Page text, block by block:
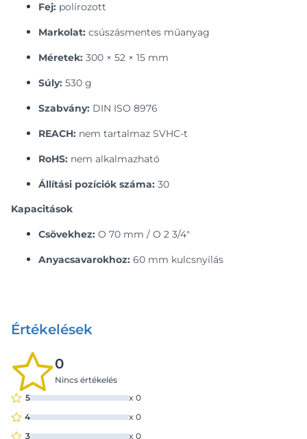
Fej: polírozott
Markolat: csúszásmentes műanyag
Méretek: 300 × 52 × 15 mm
Súly: 530 g
Szabvány: DIN ISO 8976
REACH: nem tartalmaz SVHC-t
RoHS: nem alkalmazható
Állítási pozíciók száma: 30
Kapacitások
Csövekhez: O 70 mm / O 2 3/4"
Anyacsavarokhoz: 60 mm kulcsnyílás
Értékelések
0
Nincs értékelés
5
x 0
4
x 0
3
x 0